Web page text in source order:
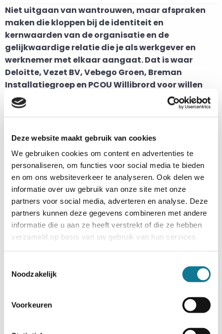
Deze website maakt gebruik van cookies
We gebruiken cookies om content en advertenties te
personaliseren, om functies voor social media te bieden
en om ons websiteverkeer te analyseren. Ook delen we
informatie over uw gebruik van onze site met onze
partners voor social media, adverteren en analyse. Deze
partners kunnen deze gegevens combineren met andere
informatie die u aan ze heeft verstrekt of die ze hebben
verzameld op basis van uw gebruik van hun services.
Noodzakelijk
Voorkeuren
Niet uitgaan van wantrouwen, maar afspraken
maken die kloppen bij de identiteit en
kernwaarden van de organisatie en de
gelijkwaardige relatie die je als werkgever en
werknemer met elkaar aangaat. Dat is waar
Deloitte, Vezet BV, Vebego Groen, Breman
Installatiegroep en PCOU Willibrord voor willen
gaan. Zij nemen deel aan het
begeleid trajecten
zijn inmiddels aan de slag met conscious
hebben straks duizenden medewerkers een
Op 11 juni kwamen alle deelnemers aan dit traject bij
elkaar in Vechtclub XL in Utrecht. Een energieke en
inspirerende bijeenkomst met verschillende
onderdelen:
De deelnemende organisaties stelden zichzelf voor,
deelden hun redenen voor deelname en de ‘beren
op de weg’ die zij voorzien.
Elze Ghijsen, projectmanager menswaardige
economie bij de Goldschmeding Foundation,
economie en het gedachtegoed van